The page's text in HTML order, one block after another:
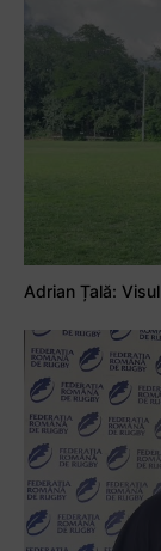
Adrian Țală: